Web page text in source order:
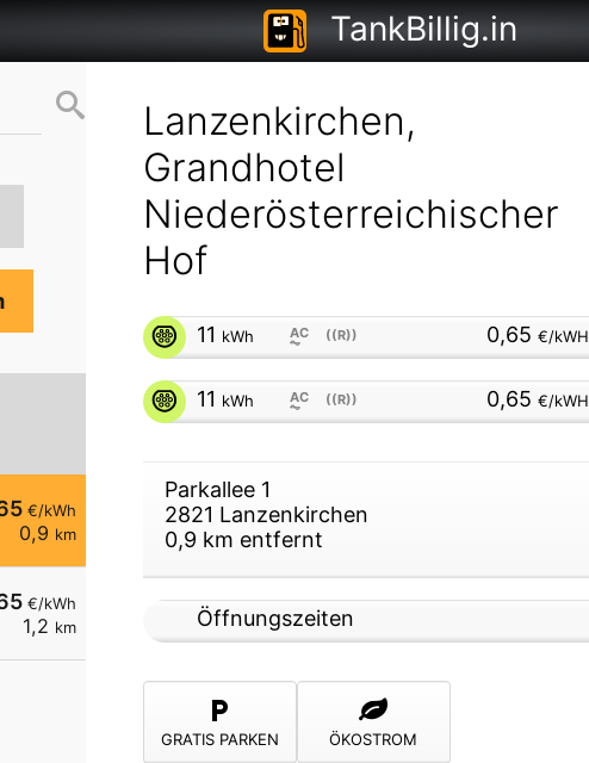
TankBillig.in
€/kWh
0,9 km
Hof
€/kWh
1,2 km
Lanzenkirchen,
Grandhotel
Niederösterreichischer
Hof
11 kWh AC
⏦ ((R)) 0,65 €/kWH
11 kWh AC
⏦ ((R)) 0,65 €/kWH
Parkallee 1
2821 Lanzenkirchen
0,9 km entfernt
Öffnungszeiten
GRATIS PARKEN ÖKOSTROM